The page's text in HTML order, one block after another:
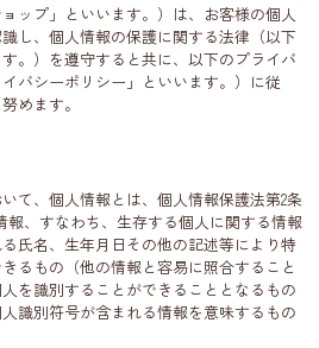
ップ」といいます。）は、お客様の個人
し、個人情報の保護に関する法律（以下
。）を遵守すると共に、以下のプライバ
バシーポリシー」といいます。）に従
めます。
て、個人情報とは、個人情報保護法第2条
報、すなわち、生存する個人に関する情報
氏名、生年月日その他の記述等により特
るもの（他の情報と容易に照合すること
を識別することができることとなるもの
識別符号が含まれる情報を意味するもの